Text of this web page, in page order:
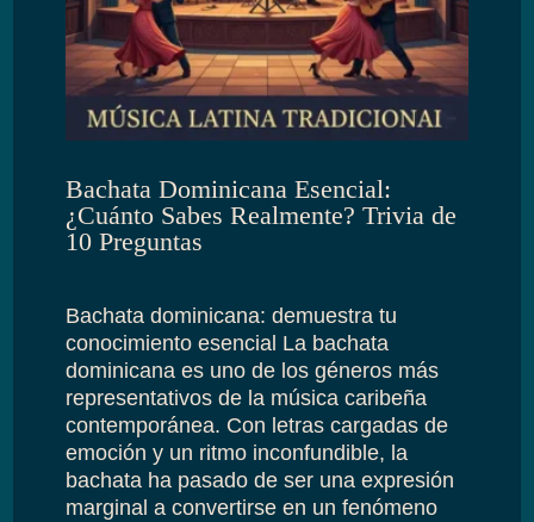
Bachata Dominicana Esencial:
¿Cuánto Sabes Realmente? Trivia de
10 Preguntas
Bachata dominicana: demuestra tu
conocimiento esencial La bachata
dominicana es uno de los géneros más
representativos de la música caribeña
contemporánea. Con letras cargadas de
emoción y un ritmo inconfundible, la
bachata ha pasado de ser una expresión
marginal a convertirse en un fenómeno